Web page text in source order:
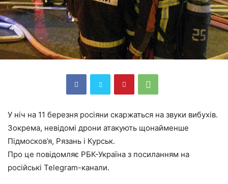
У ніч на 11 березня росіяни скаржаться на звуки вибухів.
Зокрема, невідомі дрони атакують щонайменше
Підмосков’я, Рязань і Курськ.
Про це повідомляє РБК-Україна з посиланням на
російські Telegram-канали.